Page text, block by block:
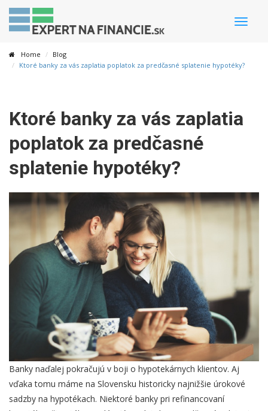
Toggle
Home
Blog
Ktoré banky za vás zaplatia poplatok za predčasné splatenie hypotéky?
Ktoré banky za vás zaplatia
poplatok za predčasné
splatenie hypotéky?
Banky naďalej pokračujú v boji o hypotekárnych klientov. Aj
vďaka tomu máme na Slovensku historicky najnižšie úrokové
sadzby na hypotékach. Niektoré banky pri refinancovaní